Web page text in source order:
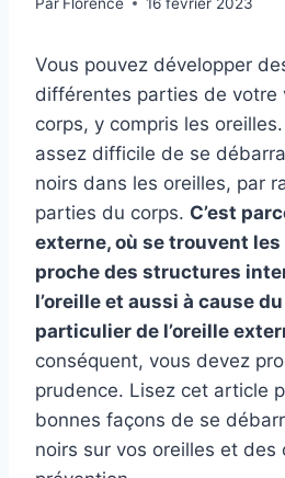
Vous pouvez développer
différentes parties de votre
corps, y compris les
assez difficile de se
noirs dans les oreilles, par
parties du corps. C’est
externe, où se trouvent
proche des structures
l’oreille et aussi à cause
particulier de l’oreille
conséquent, vous devez
prudence. Lisez cet article
bonnes façons de se
noirs sur vos oreilles et des